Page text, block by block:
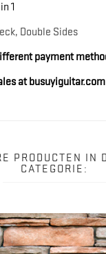
1
Double Sides
payment
at busuyiguitar.com
PRODUCTEN IN
CATEGORIE: